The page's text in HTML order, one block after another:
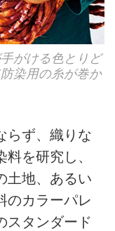
がける色とりど
染用の糸が巻か
らず、織りな
を研究し、
土地、あるい
のカラーパレ
スタンダード